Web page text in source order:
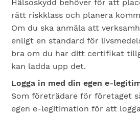
Hälsoskydd behöver för att
rätt riskklass och planera
Om du ska anmäla att
enligt en standard för
bra om du har ditt certifikat
kan ladda upp det.​
Logga in med din egen e-
Som företrädare för företaget
egen e-legitimation för att